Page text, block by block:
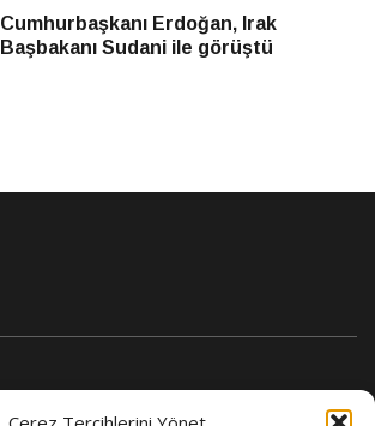
Cumhurbaşkanı Erdoğan, Irak
Başbakanı Sudani ile görüştü